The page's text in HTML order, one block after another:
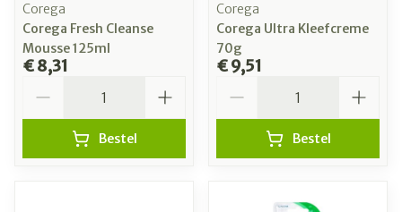
Corega
Corega Fresh Cleanse
Mousse 125ml
€ 8,31
Bestel
Corega
Corega Ultra Kleefcreme
70g
€ 9,51
Bestel